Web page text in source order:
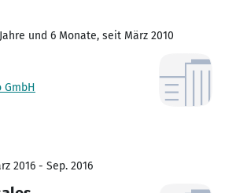
und 6 Monate, seit März 2010
GmbH
2016 - Sep. 2016